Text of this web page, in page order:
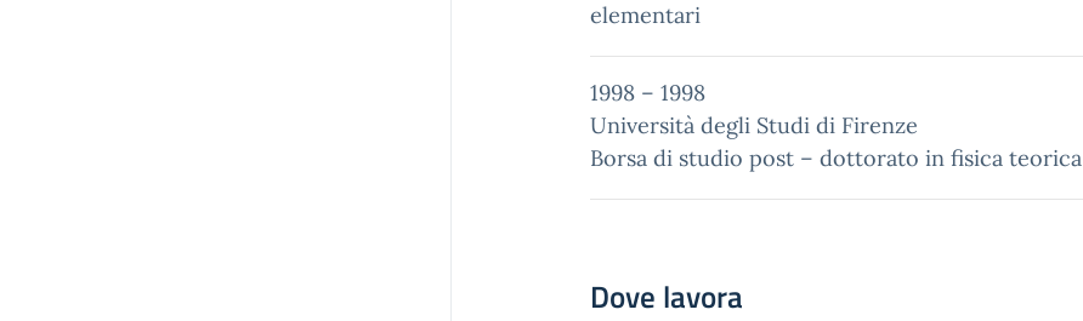
elementari
1998 – 1998
Università degli Studi di Firenze
Borsa di studio post – dottorato in fisica teorica
Dove lavora